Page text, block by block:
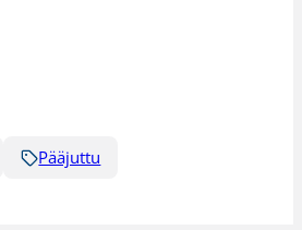
Pääjuttu